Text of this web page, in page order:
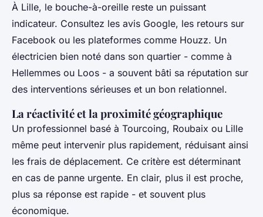
À Lille, le bouche-à-oreille reste un puissant
indicateur. Consultez les avis Google, les retours sur
Facebook ou les plateformes comme Houzz. Un
électricien bien noté dans son quartier - comme à
Hellemmes ou Loos - a souvent bâti sa réputation sur
des interventions sérieuses et un bon relationnel.
La réactivité et la proximité géographique
Un professionnel basé à Tourcoing, Roubaix ou Lille
même peut intervenir plus rapidement, réduisant ainsi
les frais de déplacement. Ce critère est déterminant
en cas de panne urgente. En clair, plus il est proche,
plus sa réponse est rapide - et souvent plus
économique.